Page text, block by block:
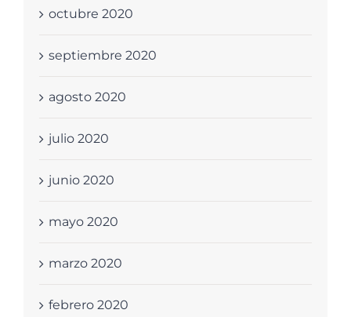
octubre 2020
septiembre 2020
agosto 2020
julio 2020
junio 2020
mayo 2020
marzo 2020
febrero 2020